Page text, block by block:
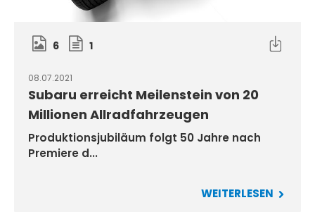
6 1
08.07.2021
Subaru erreicht Meilenstein von 20
Millionen Allradfahrzeugen
Produktionsjubiläum folgt 50 Jahre nach
Premiere d...
WEITERLESEN